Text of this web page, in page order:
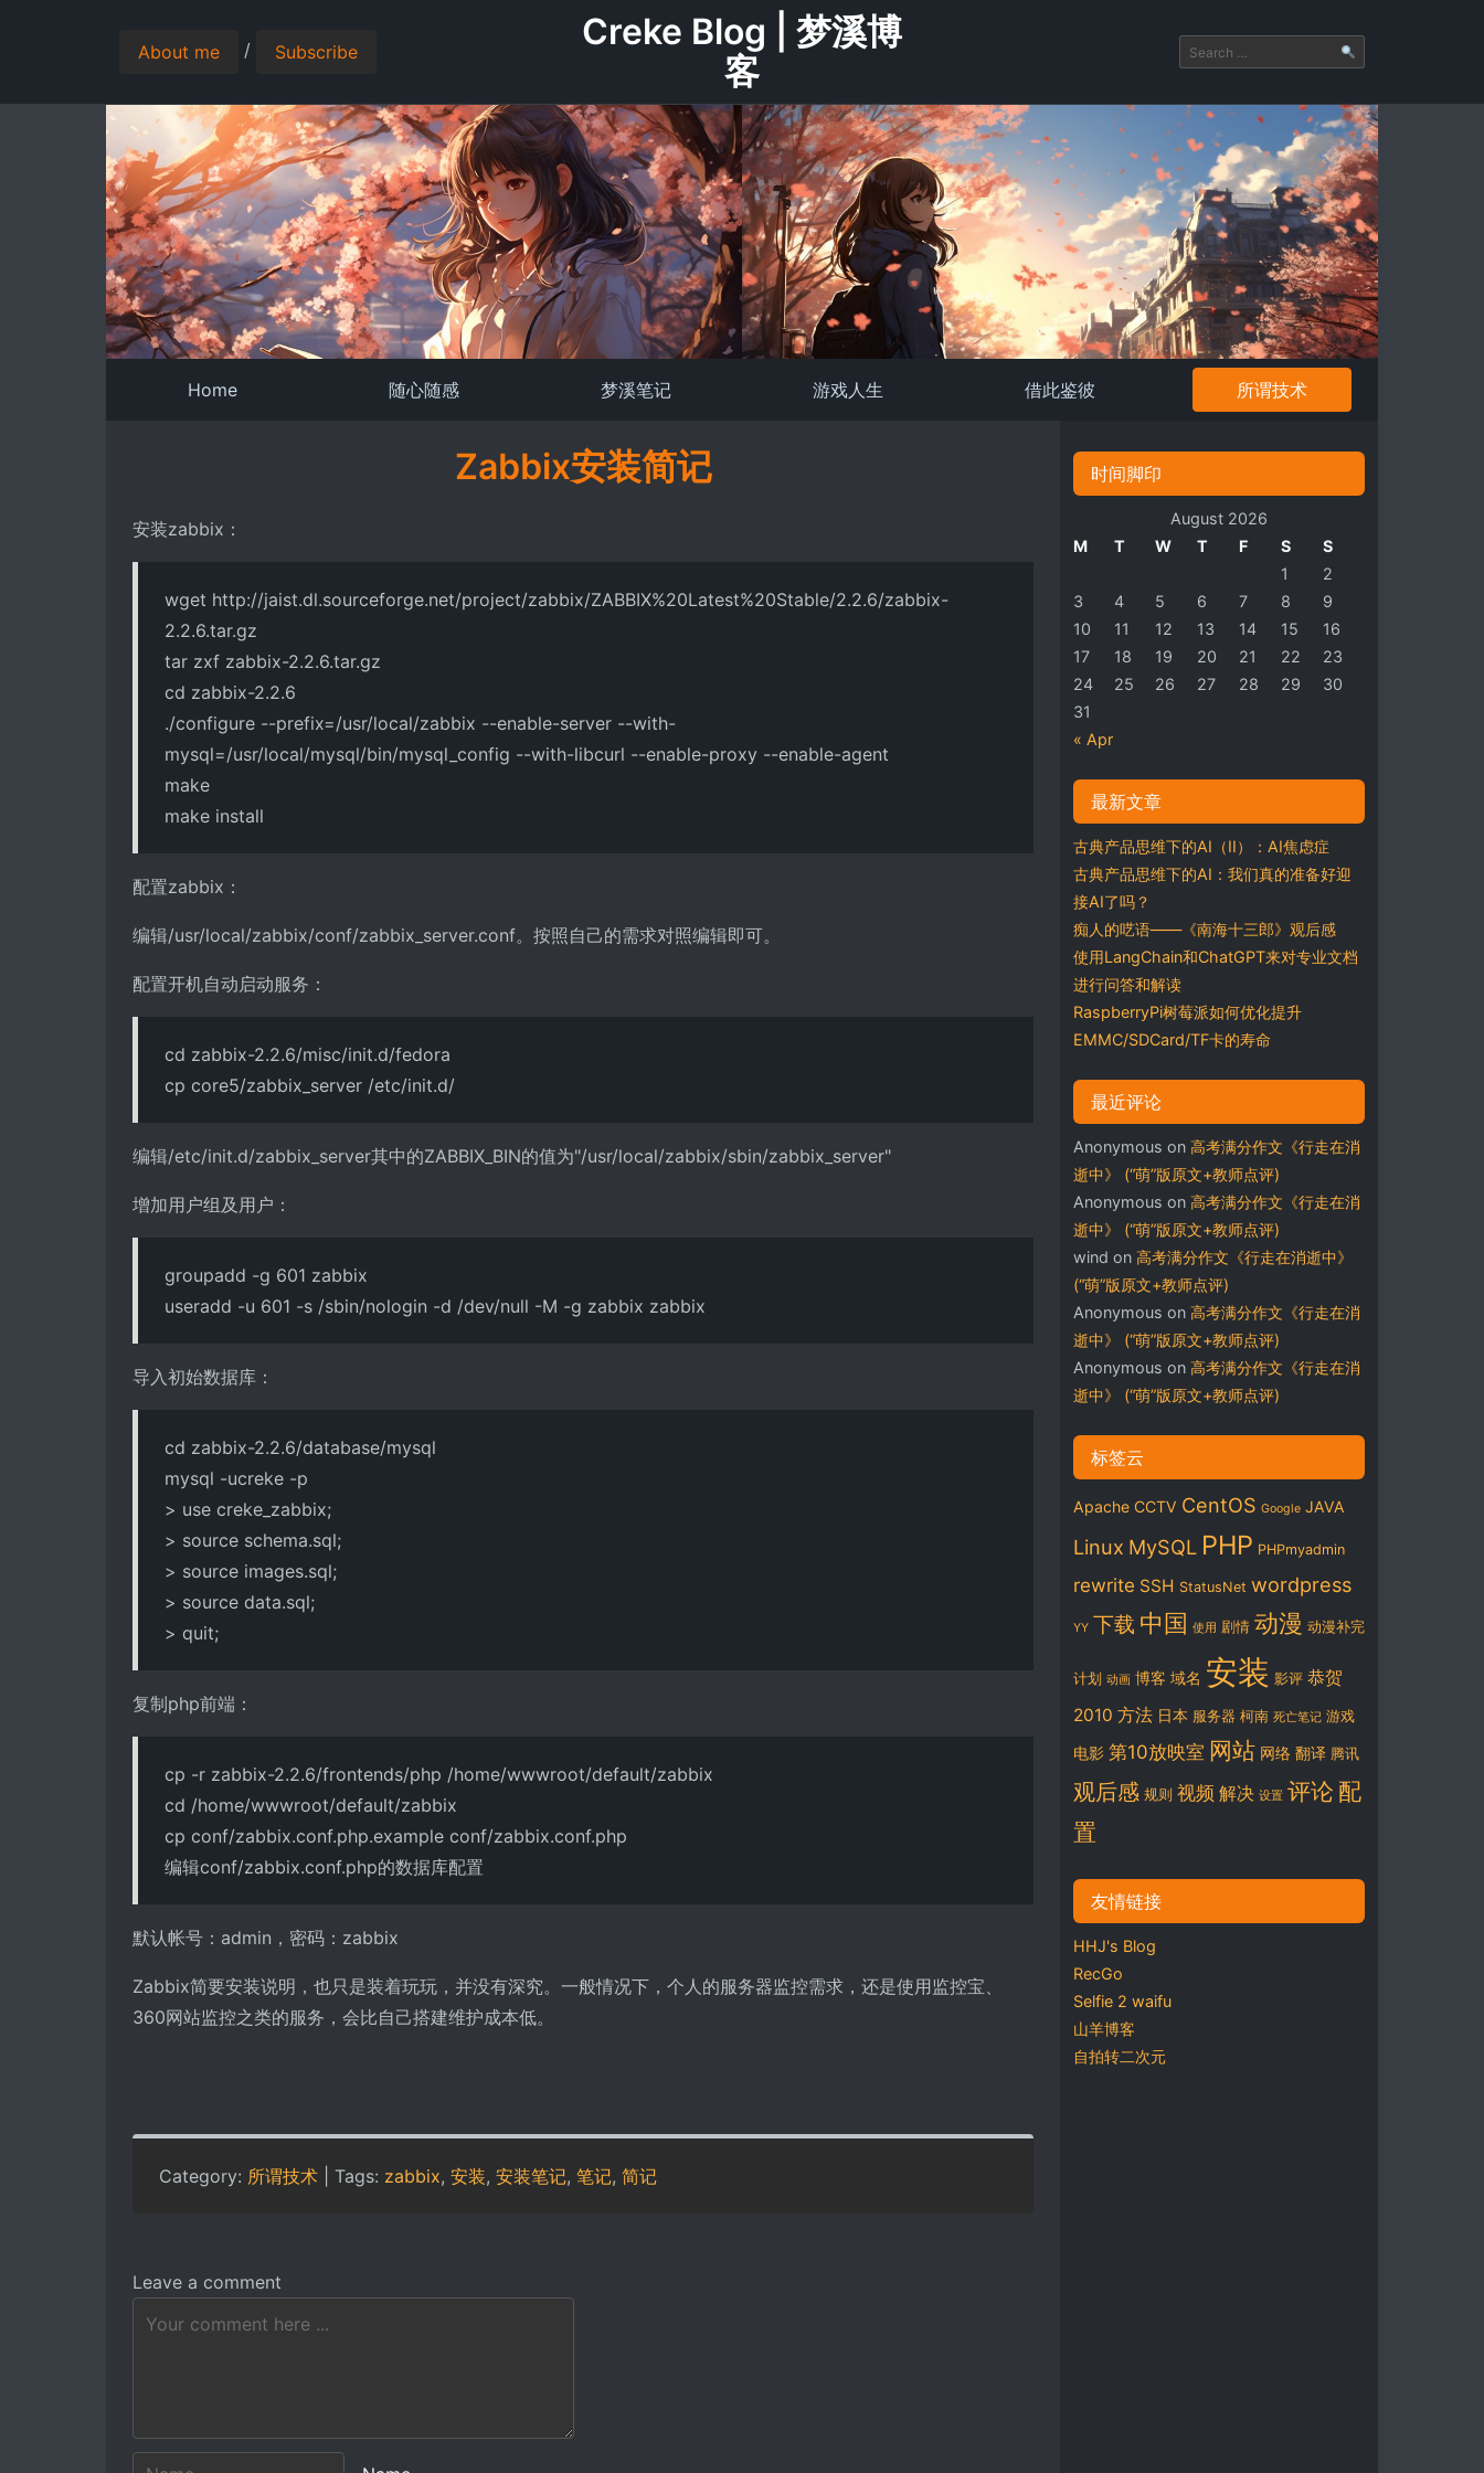
About me / Subscribe
Creke Blog | 梦溪博
客
Home 随心随感 梦溪笔记 游戏人生 借此鉴彼 所谓技术
Zabbix安装简记
安装zabbix：
wget http://jaist.dl.sourceforge.net/project/zabbix/ZABBIX%20Latest%20Stable/2.2.6/zabbix-
2.2.6.tar.gz
tar zxf zabbix-2.2.6.tar.gz
cd zabbix-2.2.6
./configure --prefix=/usr/local/zabbix --enable-server --with-
mysql=/usr/local/mysql/bin/mysql_config --with-libcurl --enable-proxy --enable-agent
make
make install
配置zabbix：
编辑/usr/local/zabbix/conf/zabbix_server.conf。按照自己的需求对照编辑即可。
配置开机自动启动服务：
cd zabbix-2.2.6/misc/init.d/fedora
cp core5/zabbix_server /etc/init.d/
编辑/etc/init.d/zabbix_server其中的ZABBIX_BIN的值为"/usr/local/zabbix/sbin/zabbix_server"
增加用户组及用户：
groupadd -g 601 zabbix
useradd -u 601 -s /sbin/nologin -d /dev/null -M -g zabbix zabbix
导入初始数据库：
cd zabbix-2.2.6/database/mysql
mysql -ucreke -p
> use creke_zabbix;
> source schema.sql;
> source images.sql;
> source data.sql;
> quit;
复制php前端：
cp -r zabbix-2.2.6/frontends/php /home/wwwroot/default/zabbix
cd /home/wwwroot/default/zabbix
cp conf/zabbix.conf.php.example conf/zabbix.conf.php
编辑conf/zabbix.conf.php的数据库配置
默认帐号：admin，密码：zabbix
Zabbix简要安装说明，也只是装着玩玩，并没有深究。一般情况下，个人的服务器监控需求，还是使用监控宝、
360网站监控之类的服务，会比自己搭建维护成本低。
Category: 所谓技术 | Tags: zabbix, 安装, 安装笔记, 笔记, 简记
Leave a comment
时间脚印
August 2026
M
T W T F S S
« Apr
1
2
3
4 5 6 7 8
9
10
11 12 13 14 15
16
17
18 19 20 21 22
23
24
25 26 27 28 29
30
31
最新文章
古典产品思维下的AI（II）：AI焦虑症
古典产品思维下的AI：我们真的准备好迎
接AI了吗？
痴人的呓语——《南海十三郎》观后感
使用LangChain和ChatGPT来对专业文档
进行问答和解读
RaspberryPi树莓派如何优化提升
EMMC/SDCard/TF卡的寿命
最近评论
Anonymous on 高考满分作文《行走在消
逝中》 (“萌”版原文+教师点评)
Anonymous on 高考满分作文《行走在消
逝中》 (“萌”版原文+教师点评)
wind on 高考满分作文《行走在消逝中》
(“萌”版原文+教师点评)
Anonymous on 高考满分作文《行走在消
逝中》 (“萌”版原文+教师点评)
Anonymous on 高考满分作文《行走在消
逝中》 (“萌”版原文+教师点评)
标签云
Apache CCTV CentOS Google JAVA
Linux MySQL PHP PHPmyadmin
rewrite SSH StatusNet wordpress
YY 下载 中国 使用 剧情 动漫 动漫补完
计划 动画 博客 域名 安装 影评 恭贺
2010 方法 日本 服务器 柯南 死亡笔记 游戏
电影 第10放映室 网站 网络 翻译 腾讯
观后感 规则 视频 解决 设置 评论 配
置
友情链接
HHJ's Blog
RecGo
Selfie 2 waifu
山羊博客
自拍转二次元